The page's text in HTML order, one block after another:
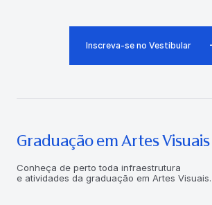
Inscreva-se no Vestibular
Graduação em Artes Visuais
Conheça de perto toda infraestrutura
e atividades da graduação em Artes Visuais.